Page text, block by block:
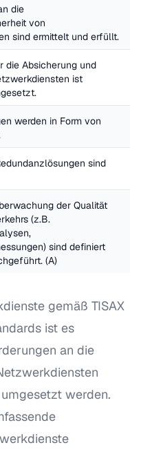
die
von
sind ermittelt und erfüllt.
die Absicherung und
ist
werden in Form von
sind
der Qualität
(z.B.
sind definiert
(A)
gemäß TISAX
ist es
an die
werden.